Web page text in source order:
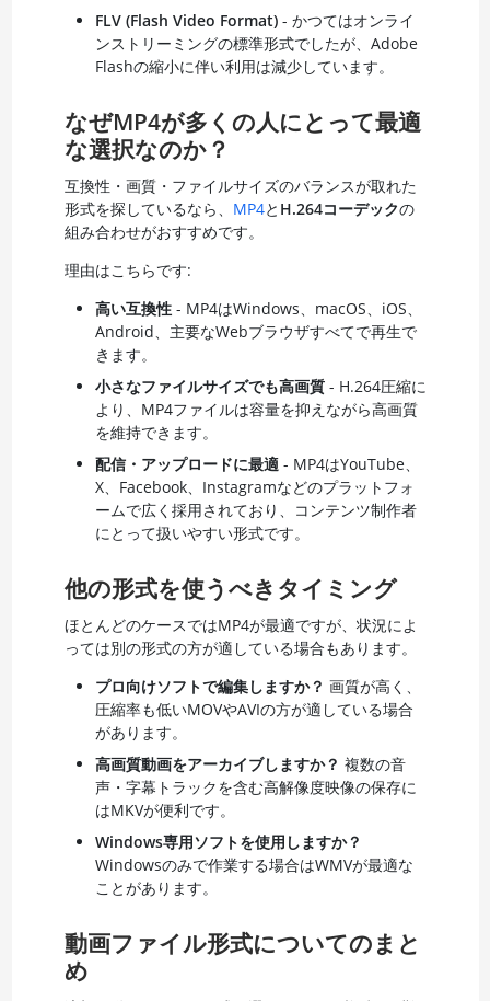
FLV (Flash Video Format)- かつてはオンライ
ンストリーミングの標準形式でしたが、Adobe
Flashの縮小に伴い利用は減少しています。
なぜMP4が多くの人にとって最適
な選択なのか？
互換性・画質・ファイルサイズのバランスが取れた
形式を探しているなら、 MP4と H.264コーデックの
組み合わせがおすすめです。
理由はこちらです:
高い互換性- MP4はWindows、macOS、iOS、
Android、主要なWebブラウザすべてで再生で
きます。
小さなファイルサイズでも高画質- H.264圧縮に
より、MP4ファイルは容量を抑えながら高画質
を維持できます。
配信・アップロードに最適- MP4はYouTube、
X、Facebook、Instagramなどのプラットフォ
ームで広く採用されており、コンテンツ制作者
にとって扱いやすい形式です。
他の形式を使うべきタイミング
ほとんどのケースではMP4が最適ですが、状況によ
っては別の形式の方が適している場合もあります。
プロ向けソフトで編集しますか？ 画質が高く、
圧縮率も低いMOVやAVIの方が適している場合
があります。
高画質動画をアーカイブしますか？ 複数の音
声・字幕トラックを含む高解像度映像の保存に
はMKVが便利です。
Windows専用ソフトを使用しますか？
Windowsのみで作業する場合はWMVが最適な
ことがあります。
動画ファイル形式についてのまと
め